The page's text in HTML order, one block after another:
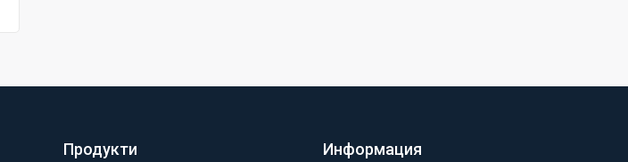
Продукти Информация